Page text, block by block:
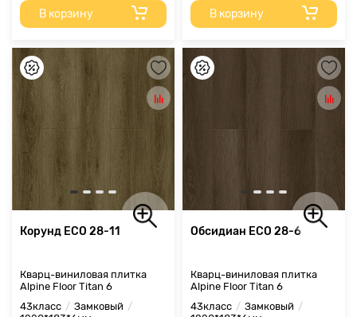
В корзину
В корзину
Корунд ЕСО 28-11
Кварц-виниловая плитка
Alpine Floor Titan 6
43класс
Замковый
Обсидиан ЕСО 28-6
Кварц-виниловая плитка
Alpine Floor Titan 6
43класс
Замковый